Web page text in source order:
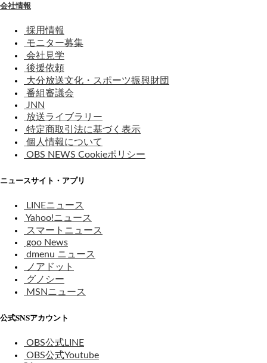
会社情報
採用情報
モニター募集
会社見学
後援依頼
大分放送文化・スポーツ振興財団
番組審議会
JNN
放送ライブラリー
特定商取引法に基づく表示
個人情報について
OBS NEWS Cookieポリシー
ニュースサイト・アプリ
LINEニュース
Yahoo!ニュース
スマートニュース
goo News
dmenu ニュース
ノアドット
グノシー
MSNニュース
公式SNSアカウント
OBS公式LINE
OBS公式Youtube